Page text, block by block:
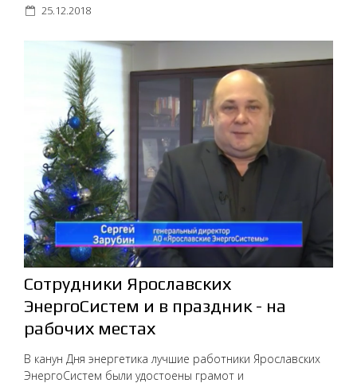
25.12.2018
Сотрудники Ярославских
ЭнергоСистем и в праздник - на
рабочих местах
В канун Дня энергетика лучшие работники Ярославских
ЭнергоСистем были удостоены грамот и